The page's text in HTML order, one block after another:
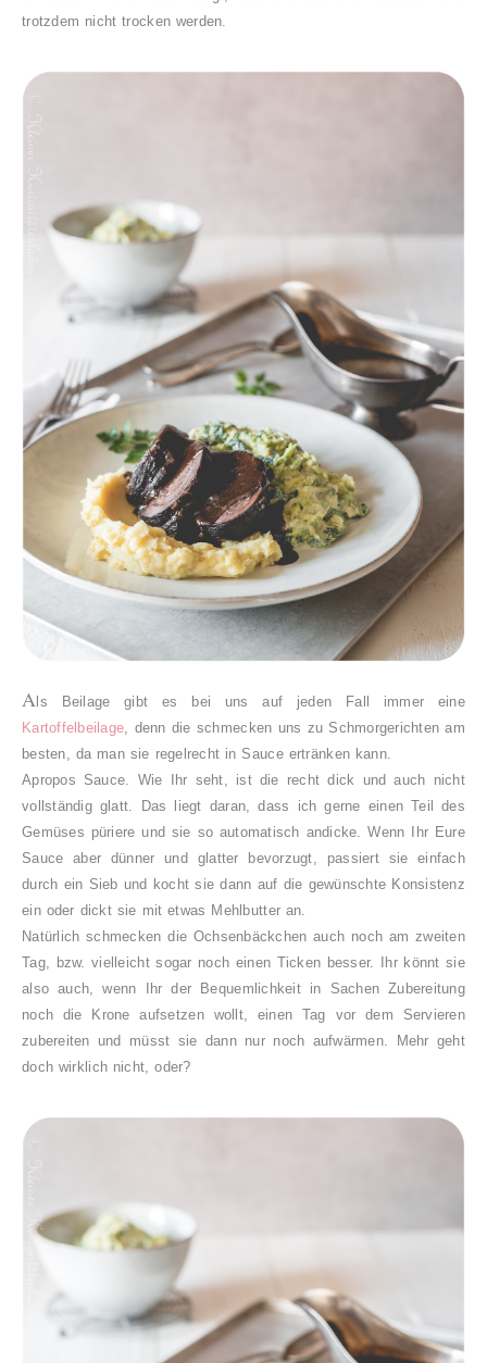
trotzdem nicht trocken werden.
A ls Beilage gibt es bei uns auf jeden Fall immer eine
Kartoffelbeilage, denn die schmecken uns zu Schmorgerichten am
besten, da man sie regelrecht in Sauce ertränken kann.
Apropos Sauce. Wie Ihr seht, ist die recht dick und auch nicht
vollständig glatt. Das liegt daran, dass ich gerne einen Teil des
Gemüses püriere und sie so automatisch andicke.Wenn Ihr Eure
Sauce aber dünner und glatter bevorzugt, passiert sie einfach
durch ein Sieb und kocht sie dann auf die gewünschte Konsistenz
ein oder dickt sie mit etwas Mehlbutter an.
Natürlich schmecken die Ochsenbäckchen auch noch am zweiten
Tag, bzw. vielleicht sogar noch einen Ticken besser. Ihr könnt sie
also auch, wenn Ihr der Bequemlichkeit in Sachen Zubereitung
noch die Krone aufsetzen wollt, einen Tag vor dem Servieren
zubereiten und müsst sie dann nur noch aufwärmen. Mehr geht
doch wirklich nicht, oder?